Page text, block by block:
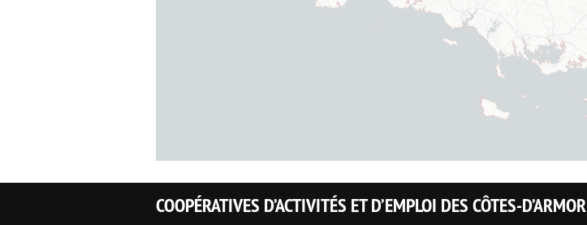
COOPÉRATIVES D’ACTIVITÉS ET D’EMPLOI DES CÔTES-D’ARMOR